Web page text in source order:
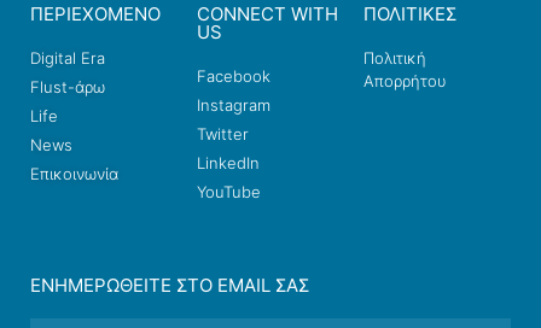
ΠΕΡΙΕΧΟΜΕΝΟ
Digital Era
Flust-άρω
Life
News
Επικοινωνία
CONNECT WITH
US
Facebook
Instagram
Twitter
LinkedIn
YouTube
ΠΟΛΙΤΙΚΕΣ
Πολιτική
Απορρήτου
ΕΝΗΜΕΡΩΘΕΊΤΕ ΣΤΟ EMAIL ΣΑΣ